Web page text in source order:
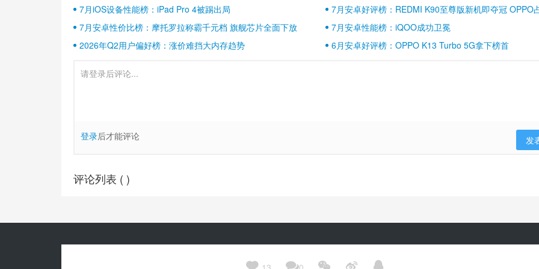
    
7月iOS设备性能榜：iPad Pro 4被踢出局
7月安卓好评榜：REDMI K90至尊版新机即夺冠 OPPO
壁江山
7月安卓性价比榜：摩托罗拉称霸千元档 旗舰芯片全面下放
7月安卓性能榜：iQOO成功卫冕
2026年Q2用户偏好榜：涨价难挡大内存趋势
6月安卓好评榜：OPPO K13 Turbo 5G拿下榜首
登录后才能评论 发
评论列表 ( )